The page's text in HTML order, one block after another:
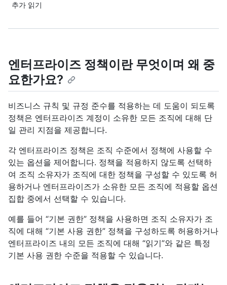
추가 읽기
엔터프라이즈 정책이란 무엇이며 왜 중
요한가요?
비즈니스 규칙 및 규정 준수를 적용하는 데 도움이 되도록
정책은 엔터프라이즈 계정이 소유한 모든 조직에 대해 단
일 관리 지점을 제공합니다.
각 엔터프라이즈 정책은 조직 수준에서 정책에 사용할 수
있는 옵션을 제어합니다. 정책을 적용하지 않도록 선택하
여 조직 소유자가 조직에 대한 정책을 구성할 수 있도록 허
용하거나 엔터프라이즈가 소유한 모든 조직에 적용할 옵션
집합 중에서 선택할 수 있습니다.
예를 들어 “기본 권한” 정책을 사용하면 조직 소유자가 조
직에 대해 “기본 사용 권한” 정책을 구성하도록 허용하거나
엔터프라이즈 내의 모든 조직에 대해 “읽기”와 같은 특정
기본 사용 권한 수준을 적용할 수 있습니다.